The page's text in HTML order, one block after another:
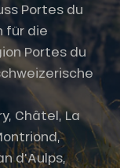
Portes du
für die
Portes du
Châtel, La
d'Aulps,